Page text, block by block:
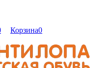
Корзина0